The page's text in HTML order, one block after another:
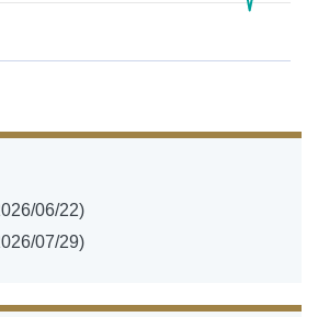
06/22)
07/29)